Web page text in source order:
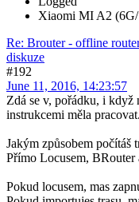
Xiaomi MI A2
Re: Brouter - offline
diskuze
#192
June 11, 2016, 14:23:57
Zdá se v, pořádku, i
instrukcemi měla
Jakým způsobem počítáš
Přímo Locusem,
Pokud locusem, mas